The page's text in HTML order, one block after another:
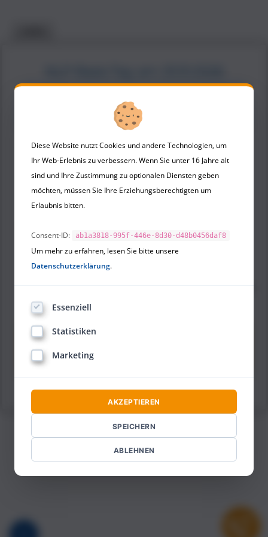
am 25.10.2026 um 09:00-16:00
Uhr Online in Zoom - 0,- €
Anrede *
Vorname * Nachname *
Ich stimme den
sie gelesen und verstanden.
Jetzt sicher anmelden dank SSL Verschlüsselung.
Diese Website nutzt Cookies und andere Technologien, um
Ihr Web-Erlebnis zu verbessern. Wenn Sie unter 16 Jahre alt
sind und Ihre Zustimmung zu optionalen Diensten geben
möchten, müssen Sie Ihre Erziehungsberechtigten um
Erlaubnis bitten.
Consent-ID: ab1a3818-995f-446e-8d30-d48b0456daf8
Um mehr zu erfahren, lesen Sie bitte unsere
Datenschutzerklärung.
Essenziell
Statistiken
Marketing
ABLEHNEN
SPEICHERN
AKZEPTIEREN